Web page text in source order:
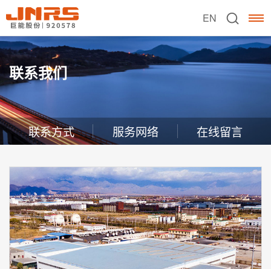
EN
联系我们
联系方式 服务网络 在线留言